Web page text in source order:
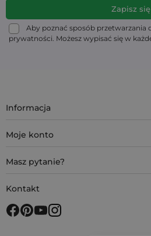
Aby poznać sposób przetwarzania
prywatności. Możesz wypisać się w
Informacja
Moje konto
Masz pytanie?
Kontakt